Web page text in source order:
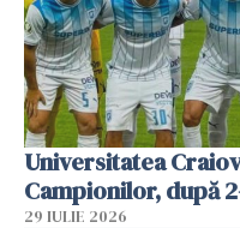
Universitatea
Campionilor, după
29 IULIE 2026